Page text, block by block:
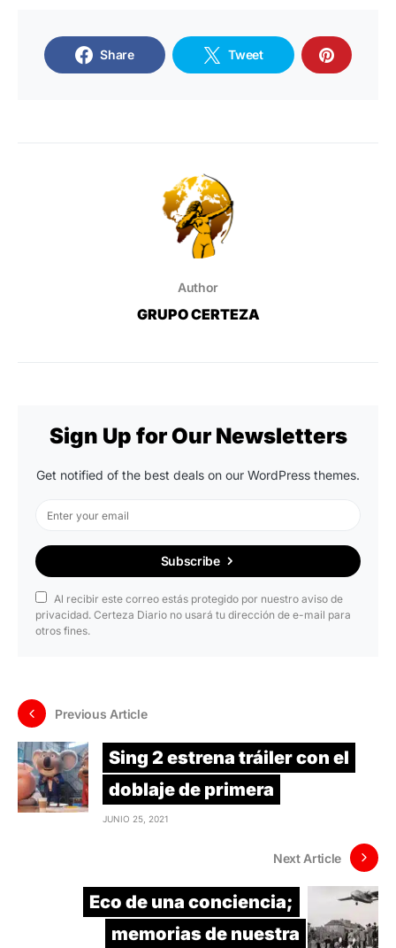
Share Tweet
Author
GRUPO CERTEZA
Sign Up for Our Newsletters
Get notified of the best deals on our WordPress themes.
Subscribe
Al recibir este correo estás protegido por nuestro aviso de
privacidad. Certeza Diario no usará tu dirección de e-mail para
otros fines.
Previous Article
Sing 2 estrena tráiler con el
doblaje de primera
JUNIO 25, 2021
Next Article
Eco de una conciencia;
memorias de nuestra